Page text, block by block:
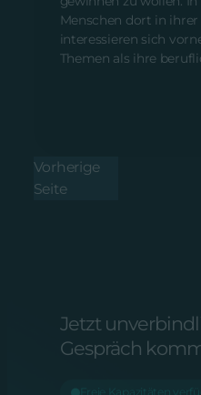
Menschen dort in
interessieren sich
Themen als ihre
Vorherige
Seite
Jetzt
Gespräch
Freie Kapazitäten